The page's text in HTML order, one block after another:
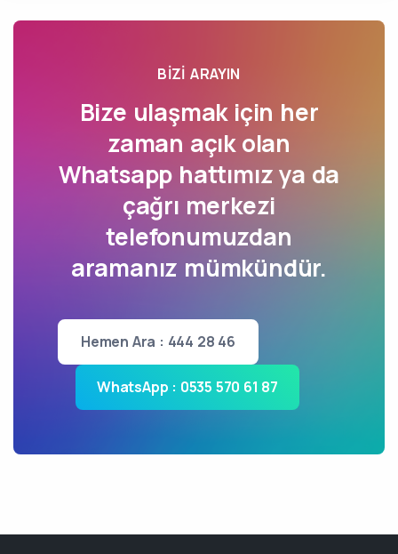
BIZI ARAYIN
Bize ulaşmak için her
zaman açık olan
Whatsapp hattımız ya da
çağrı merkezi
telefonumuzdan
aramanız mümkündür.
Hemen Ara : 444 28 46
WhatsApp : 0535 570 61 87